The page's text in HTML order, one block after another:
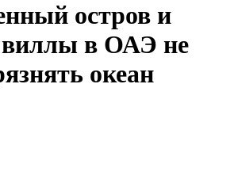
остров и
виллы в ОАЭ не
океан